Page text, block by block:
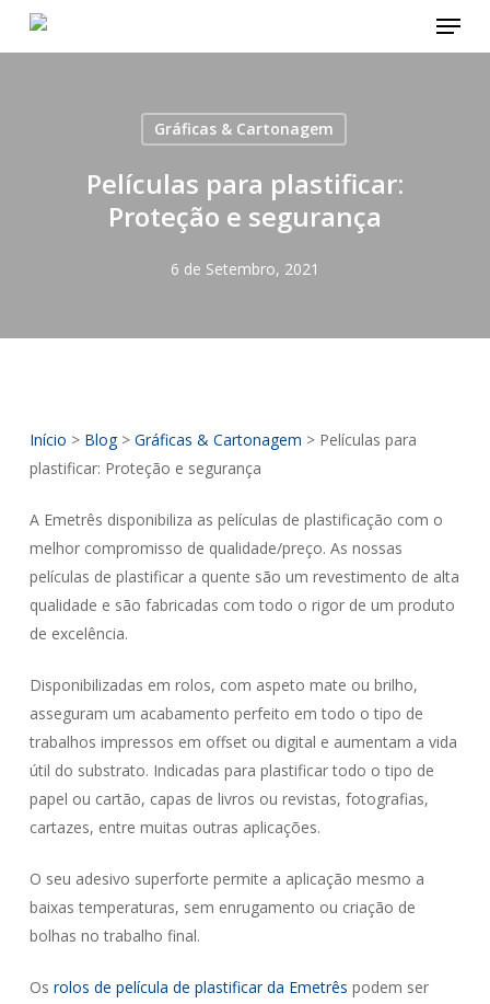
Menu
Gráficas & Cartonagem
Películas para plastificar:
Proteção e segurança
6 de Setembro, 2021
Início > Blog> Gráficas & Cartonagem > Películas para
plastificar: Proteção e segurança
A Emetrês disponibiliza as películas de plastificação com o
melhor compromisso de qualidade/preço. As nossas
películas de plastificar a quente são um revestimento de alta
qualidade e são fabricadas com todo o rigor de um produto
de excelência.
Disponibilizadas em rolos, com aspeto mate ou brilho,
asseguram um acabamento perfeito em todo o tipo de
trabalhos impressos em offset ou digital e aumentam a vida
útil do substrato. Indicadas para plastificar todo o tipo de
papel ou cartão, capas de livros ou revistas, fotografias,
cartazes, entre muitas outras aplicações.
O seu adesivo superforte permite a aplicação mesmo a
baixas temperaturas, sem enrugamento ou criação de
bolhas no trabalho final.
Os rolos de película de plastificar da Emetrês podem ser